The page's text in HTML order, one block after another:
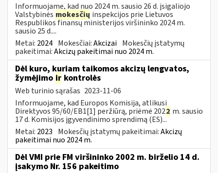
Informuojame, kad nuo 2024 m. sausio 26 d. įsigaliojo
Valstybinės mokesčių inspekcijos prie Lietuvos
Respublikos finansų ministerijos viršininko 2024 m.
sausio 25 d....
Metai: 2024 Mokesčiai:Akcizai Mokesčių įstatymų
pakeitimai:Akcizų pakeitimai nuo 2024 m.
Dėl kuro, kuriam taikomos akcizų lengvatos,
žymėjimo ir kontrolės
Web turinio sąrašas 2023-11-06
Informuojame, kad Europos Komisija, atlikusi
Direktyvos 95/60/EB1[1] peržiūrą, priėmė 2022 m. sausio
17 d. Komisijos įgyvendinimo sprendimą (ES)...
Metai: 2023 Mokesčių įstatymų pakeitimai:Akcizų
pakeitimai nuo 2024 m.
Dėl VMI prie FM viršininko 2002 m. birželio 14 d.
įsakymo Nr. 156 pakeitimo